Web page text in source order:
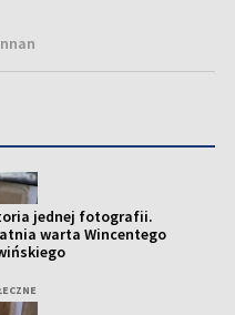
jednej fotografii.
warta Wincentego